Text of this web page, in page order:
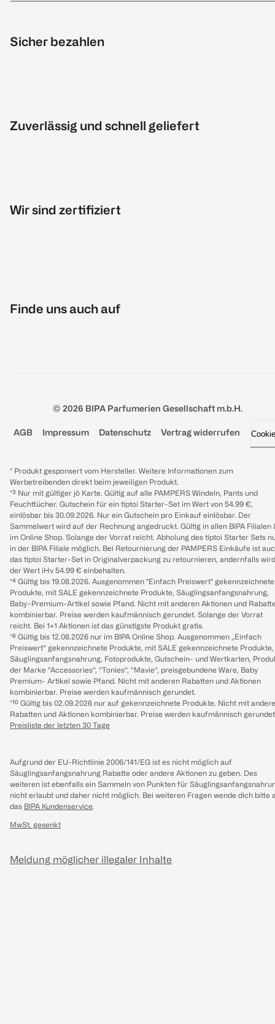
Sicher bezahlen
Zuverlässig und schnell geliefert
Wir sind zertifiziert
Finde uns auch auf
© 2026 BIPA Parfumerien Gesellschaft m.b.H.
AGB Impressum Datenschutz Vertrag widerrufen
* Produkt gesponsert vom Hersteller. Weitere Informationen zum
Werbetreibenden direkt beim jeweiligen Produkt.
*³ Nur mit gültiger jö Karte. Gültig auf alle PAMPERS Windeln, Pants und
Feuchttücher. Gutschein für ein tiptoi Starter-Set im Wert von 54.99 €,
einlösbar bis 30.09.2026. Nur ein Gutschein pro Einkauf einlösbar. Der
Sammelwert wird auf der Rechnung angedruckt. Gültig in allen BIPA Filialen
im Online Shop. Solange der Vorrat reicht. Abholung des tiptoi Starter Sets
in der BIPA Filiale möglich. Bei Retournierung der PAMPERS Einkäufe ist
das tiptoi Starter-Set in Originalverpackung zu retournieren, andernfalls wird
der Wert iHv 54.99 € einbehalten.
*⁴ Gültig bis 19.08.2026. Ausgenommen "Einfach Preiswert" gekennzeichnete
Produkte, mit SALE gekennzeichnete Produkte, Säuglingsanfangsnahrung,
Baby-Premium-Artikel sowie Pfand. Nicht mit anderen Aktionen und
kombinierbar. Preise werden kaufmännisch gerundet. Solange der Vorrat
reicht. Bei 1+1 Aktionen ist das günstigste Produkt gratis.
*⁸ Gültig bis 12.08.2026 nur im BIPA Online Shop. Ausgenommen „Einfach
Preiswert“ gekennzeichnete Produkte, mit SALE gekennzeichnete Produkte,
Säuglingsanfangsnahrung, Fotoprodukte, Gutschein- und Wertkarten,
der Marke “Accessories“, “Tonies“, “Mavie“, preisgebundene Ware, Baby
Premium- Artikel sowie Pfand. Nicht mit anderen Rabatten und Aktionen
kombinierbar. Preise werden kaufmännisch gerundet.
*¹⁰ Gültig bis 02.09.2026 nur auf gekennzeichnete Produkte. Nicht mit
Rabatten und Aktionen kombinierbar. Preise werden kaufmännisch
Preisliste der letzten 30 Tage
Aufgrund der EU-Richtlinie 2006/141/EG ist es nicht möglich auf
Säuglingsanfangsnahrung Rabatte oder andere Aktionen zu geben. Des
weiteren ist ebenfalls ein Sammeln von Punkten für
nicht erlaubt und daher nicht möglich. Bei weiteren Fragen wende dich bitte
das BIPA Kundenservice.
MwSt. gesenkt
Meldung möglicher illegaler Inhalte